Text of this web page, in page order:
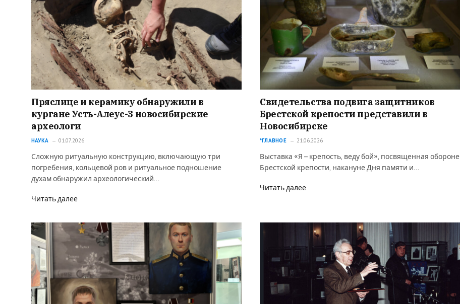
Пряслице и керамику обнаружили в
кургане Усть-Алеус-3 новосибирские
археологи
НАУКА 01.07.2026
Сложную ритуальную конструкцию, включающую три
погребения, кольцевой ров и ритуальное подношение
духам обнаружил археологический…
Читать далее
Свидетельства подвига защитников
Брестской крепости представили в
Новосибирске
*ГЛАВНОЕ 21.06.2026
Выставка «Я – крепость, веду бой», посвященная обороне
Брестской крепости, накануне Дня памяти и…
Читать далее